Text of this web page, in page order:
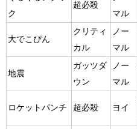
ク
超必殺
マル
大でこぴん
クリティ
カル
ノー
マル
地震
ガッツダ
ウン
ノー
マル
ロケットパンチ 超必殺 ヨイ